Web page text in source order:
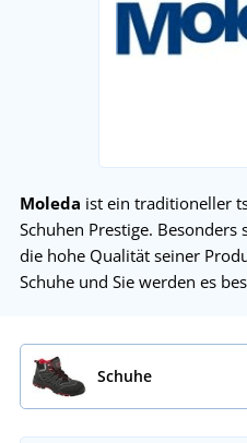
Moleda ist ein traditioneller
Schuhen Prestige.
die hohe Qualität seiner
Schuhe und Sie werden es
Schuhe